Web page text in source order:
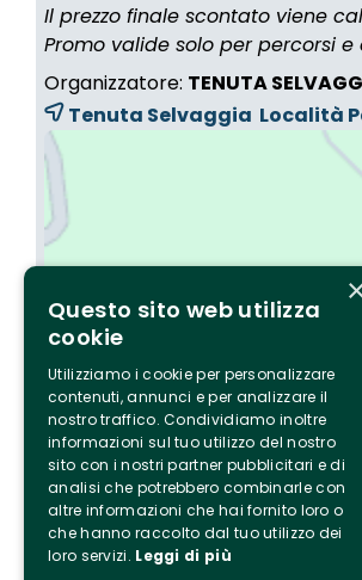
Il prezzo finale scontato viene
Promo valide solo per percorsi e
Organizzatore: TENUTA
Tenuta Selvaggia Località
Questo sito web utilizza
cookie
Utilizziamo i cookie per personalizzare
contenuti, annunci e per analizzare il
nostro traffico. Condividiamo inoltre
informazioni sul tuo utilizzo del nostro
sito con i nostri partner pubblicitari e di
analisi che potrebbero combinarle con
altre informazioni che hai fornito loro o
che hanno raccolto dal tuo utilizzo dei
loro servizi. Leggi di più